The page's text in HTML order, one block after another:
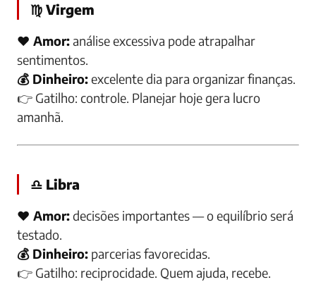
♍ Virgem
❤️ Amor:análise excessiva pode atrapalhar
sentimentos.
💰 Dinheiro:excelente dia para organizar finanças.
👉 Gatilho: controle. Planejar hoje gera lucro
amanhã.
♎ Libra
❤️ Amor:decisões importantes — o equilíbrio será
testado.
💰 Dinheiro: parcerias favorecidas.
👉 Gatilho: reciprocidade. Quem ajuda, recebe.